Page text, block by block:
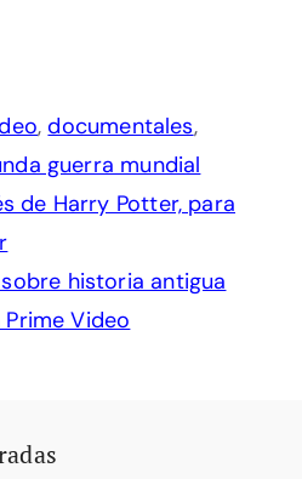
,documentales,
guerra mundial
de Harry Potter, para
historia antigua
Video